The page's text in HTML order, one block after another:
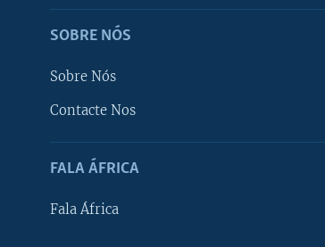
Línguas
SOBRE NÓS
Sobre Nós
Contacte Nos
FALA ÁFRICA
Fala África